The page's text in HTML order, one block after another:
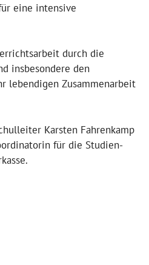
eine intensive
durch die
insbesondere den
lebendigen Zusammenarbeit
Karsten Fahrenkamp
für die Studien-